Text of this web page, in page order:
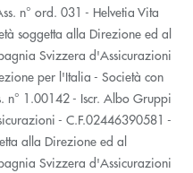
n° ord. 031 - Helvetia Vita
soggetta alla Direzione ed al
Svizzera d'Assicurazioni
per l'Italia - Società con
n° 1.00142 - Iscr. Albo Gruppi
- C.F.02446390581 -
alla Direzione ed al
Svizzera d'Assicurazioni